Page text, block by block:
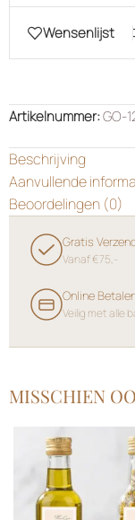
Wensenlijst
Artikelnummer:GO-
Beschrijving
Aanvullende
Beoordelingen (0)
Gratis
Vanaf €75,-
Online
Veilig met alle
MISSCHIEN